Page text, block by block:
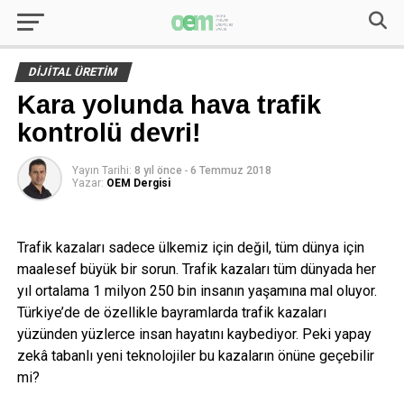
DIJITAL ÜRETIM
Kara yolunda hava trafik
kontrolü devri!
Yayın Tarihi: 8 yıl önce - 6 Temmuz 2018
Yazar: OEM Dergisi
Trafik kazaları sadece ülkemiz için değil, tüm dünya için
maalesef büyük bir sorun. Trafik kazaları tüm dünyada her
yıl ortalama 1 milyon 250 bin insanın yaşamına mal oluyor.
Türkiye’de de özellikle bayramlarda trafik kazaları
yüzünden yüzlerce insan hayatını kaybediyor. Peki yapay
zekâ tabanlı yeni teknolojiler bu kazaların önüne geçebilir
mi?